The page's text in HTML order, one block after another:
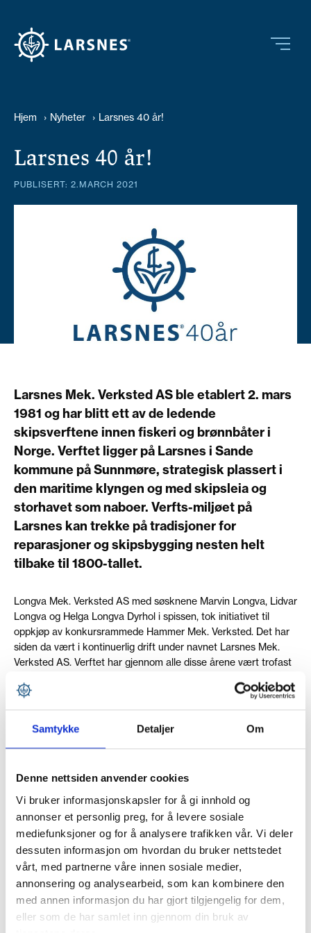
Samtykke Detaljer Om
Denne nettsiden anvender cookies
Vi bruker informasjonskapsler for å gi innhold og
annonser et personlig preg, for å levere sosiale
mediefunksjoner og for å analysere trafikken vår. Vi deler
dessuten informasjon om hvordan du bruker nettstedet
vårt, med partnerne våre innen sosiale medier,
annonsering og analysearbeid, som kan kombinere den
med annen informasjon du har gjort tilgjengelig for dem,
eller som de har samlet inn gjennom din bruk av
Hjem › Nyheter › Larsnes 40 år!
Larsnes 40 år!
PUBLISERT: 2.MARCH 2021
Larsnes Mek. Verksted AS ble etablert 2. mars
1981 og har blitt ett av de ledende
skipsverftene innen fiskeri og brønnbåter i
Norge. Verftet ligger på Larsnes i Sande
kommune på Sunnmøre, strategisk plassert i
den maritime klyngen og med skipsleia og
storhavet som naboer. Verfts-miljøet på
Larsnes kan trekke på tradisjoner for
reparasjoner og skipsbygging nesten helt
tilbake til 1800-tallet.
Longva Mek. Verksted AS med søsknene Marvin Longva, Lidvar
Longva og Helga Longva Dyrhol i spissen, tok initiativet til
oppkjøp av konkursrammede Hammer Mek. Verksted. Det har
siden da vært i kontinuerlig drift under navnet Larsnes Mek.
Verksted AS. Verftet har gjennom alle disse årene vært trofast
vedlikehold av fiske -og brønnbåter. Vi kan i dag skilte med å
ha bygget og levert de mest avanserte fiske og
brønnbåtfartøyene som flyter på havet, og vi er i stadig i vekst
og utvikling under stødig ledelse av Jarle Gunnarstein. Siden
de tidligere eiere fortsatt er med. Dette har vist seg å være et
gullkantet samarbeid som har gjort av vi tør å satse videre med
en storstilt utbygging av anlegget. Forlenging av eksisterende
kai, nye kaier og dokk på 135x24m med tilhørende overbygd
hall på 150x40m. Dette skal kunne stette de fleste behov for
ombygginger, reparasjon og vedlikehold av fiske og
brønnbåtflåten langs kysten vår. Byggearbeidet er godt i gang
og med forbehold om videre finansiering kan anlegget
forventes å stå ferdig i løpet av 2023 og vil bli et av det mest
moderne og kostnadseffektive anleggene i Norge.